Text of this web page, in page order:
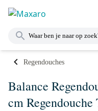
Regendouches
Balance
cm